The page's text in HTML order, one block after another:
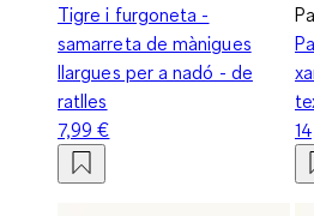
Tigre i furgoneta -
samarreta de mànigues
llargues per a nadó - de
ratlles
7,99 €